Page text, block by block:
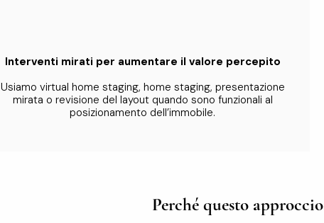
Interventi mirati per aumentare il valore percepito
Usiamo virtual home staging, home staging, presentazione
mirata o revisione del layout quando sono funzionali al
posizionamento dell’immobile.
Perché questo approccio